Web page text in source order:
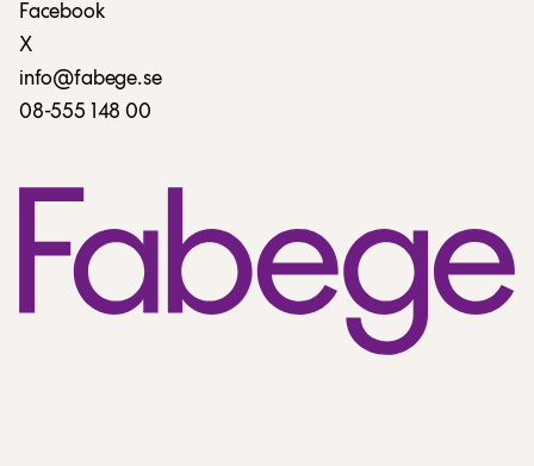
Facebook
X
info@fabege.se
08-555 148 00